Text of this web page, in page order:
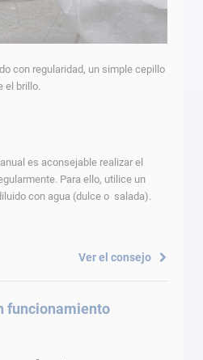
con regularidad, un simple cepillo
el brillo.
es aconsejable realizar el
Para ello, utilice un
con agua (dulce o salada).
Ver el consejo
funcionamiento